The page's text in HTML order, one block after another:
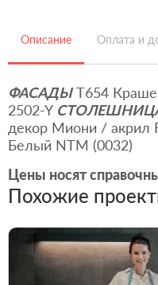
Описание Оплата и
ФАСАДЫТ654
2502-Y
декор Миони / акрил
Белый NTM (0032)
Цены носят
Похожие